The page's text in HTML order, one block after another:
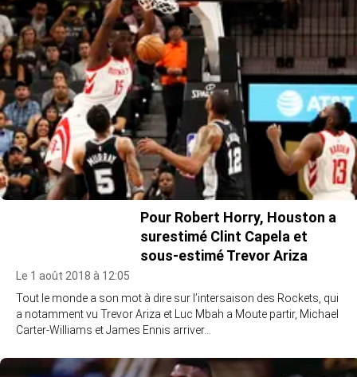
Pour Robert Horry, Houston a
surestimé Clint Capela et
sous-estimé Trevor Ariza
Le 1 août 2018 à 12:05
Tout le monde a son mot à dire sur l’intersaison des Rockets, qui
a notamment vu Trevor Ariza et Luc Mbah a Moute partir, Michael
Carter-Williams et James Ennis arriver…